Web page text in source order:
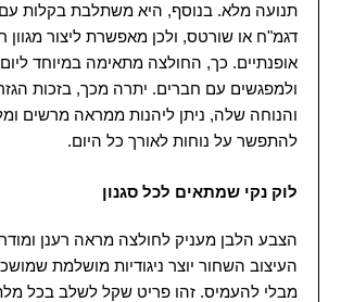
תנועה מלא. בנוסף, היא משתלבת בקלות עם
דגמ"ח או שורטס, ולכן מאפשרת ליצור מגוון
אופנתיים. כך, החולצה מתאימה במיוחד
ולמפגשים עם חברים. יתרה מכך, בזכות
והנוחה שלה, ניתן ליהנות ממראה מרשים
להתפשר על נוחות לאורך כל היום.
לוק נקי שמתאים לכל סגנון
הצבע הלבן מעניק לחולצה מראה רענן
העיצוב השחור יוצר ניגודיות מושלמת
מבלי להעמיס. זהו פריט שקל לשלב בכל